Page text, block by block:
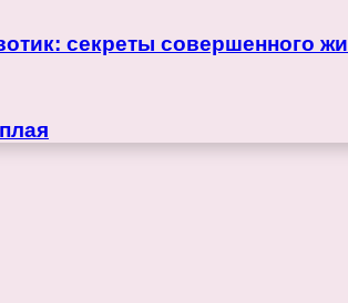
секреты совершенного